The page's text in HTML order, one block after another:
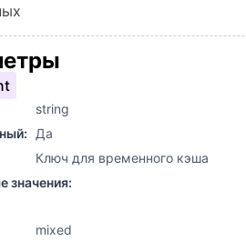
string
Да
Ключ для временного кэша
значения:
mixed